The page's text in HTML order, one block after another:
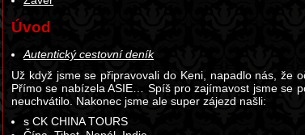
Úvod
Autentický cestovní deník
Už když jsme se připravovali do Keni, napadlo nás, že
Přímo se nabízela ASIE… Spíš pro zajímavost jsme se
neuchvátilo. Nakonec jsme ale super zájezd našli:
s CK CHINA TOURS